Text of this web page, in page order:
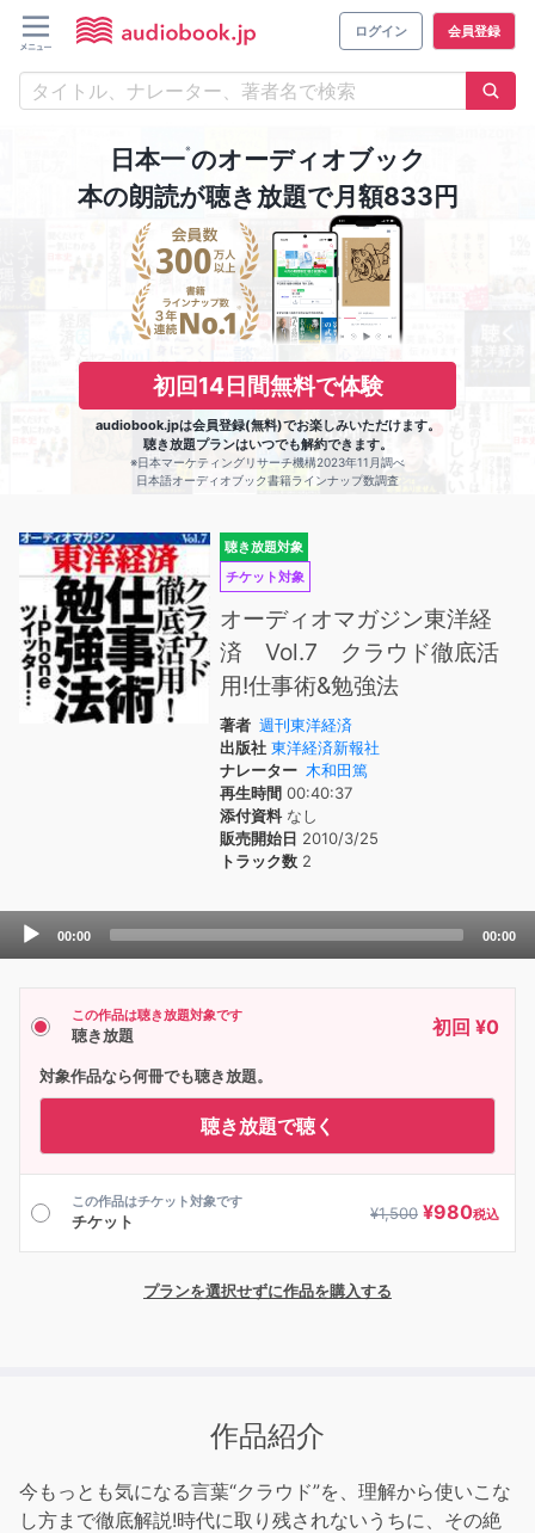
ログイン 会員登録
日本一※のオーディオブック
本の朗読が聴き放題で月額833円
初回14日間無料で体験
audiobook.jpは会員登録(無料)でお楽しみいただけます。
聴き放題プランはいつでも解約できます。
※日本マーケティングリサーチ機構2023年11月調べ
日本語オーディオブック書籍ラインナップ数調査
聴き放題対象
チケット対象
オーディオマガジン東洋経
済 Vol.7 クラウド徹底活
用!仕事術&勉強法
著者 週刊東洋経済
出版社 東洋経済新報社
ナレーター 木和田篤
再生時間 00:40:37
添付資料なし
販売開始日 2010/3/25
トラック数 2
Audio
00:00 00:00
この作品は聴き放題対象です
聴き放題 初回 ¥0
対象作品なら何冊でも聴き放題。
聴き放題で聴く
この作品はチケット対象です
チケット ¥1,500 ¥980税込
プランを選択せずに作品を購入する
作品紹介
今もっとも気になる言葉“クラウド”を、理解から使いこな
し方まで徹底解説!時代に取り残されないうちに、その絶